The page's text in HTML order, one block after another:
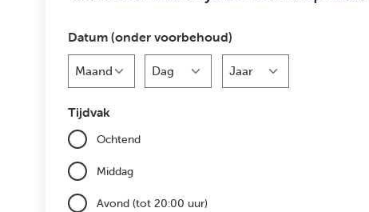
Datum (onder voorbehoud)
Tijdvak
Ochtend
Middag
Avond (tot 20:00 uur)